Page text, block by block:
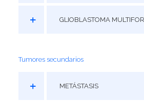
GLIOBLASTOMA
Tumores secundarios
METÁSTASIS